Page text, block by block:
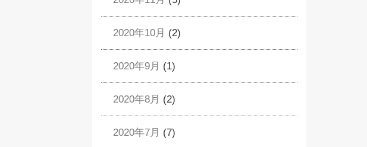
2020年10月 (2)
2020年9月 (1)
2020年8月 (2)
2020年7月 (7)